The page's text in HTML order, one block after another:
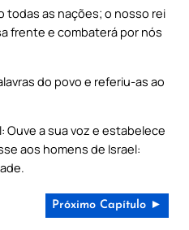
todas as nações; o nosso rei
frente e combaterá por nós
do povo e referiu-as ao
Ouve a sua voz e estabelece
aos homens de Israel:
Próximo Capítulo ►